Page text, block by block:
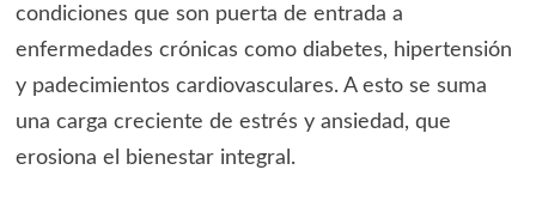
condiciones que son puerta de entrada a
enfermedades crónicas como diabetes, hipertensión
y padecimientos cardiovasculares. A esto se suma
una carga creciente de estrés y ansiedad, que
erosiona el bienestar integral.